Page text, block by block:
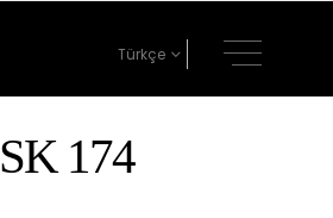
Türkçe
SK 174